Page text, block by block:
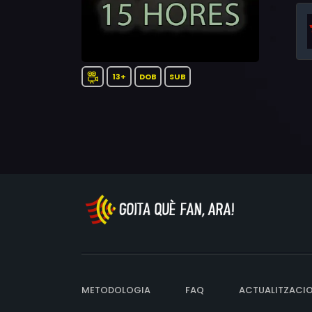
13+ DOB SUB
METODOLOGIA FAQ